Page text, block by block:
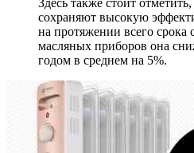
Здесь также стоит
сохраняют высокую
на протяжении всего
масляных приборов она
годом в среднем на 5%.